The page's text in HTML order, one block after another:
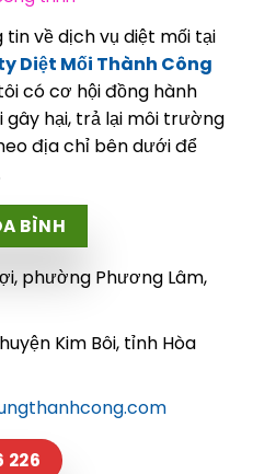
về dịch vụ diệt mối tại
Diệt Mối Thành Công
có cơ hội đồng hành
gây hại, trả lại môi trường
địa chỉ bên dưới để
BÌNH
phường Phương Lâm,
Kim Bôi, tỉnh Hòa
226